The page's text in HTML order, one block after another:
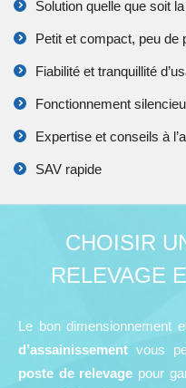
Solution quelle que soit
Petit et compact, peu de
Fiabilité et tranquillité
Fonctionnement
Expertise et conseils à
SAV rapide
CHOISIR
RELEVAGE
Le bon dimensionnement
d’assainissement vous
poste de relevage pour